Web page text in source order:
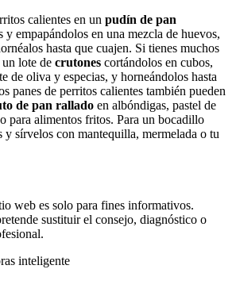
calientes en un pudín de pan
y empapándolos en una mezcla de huevos,
hasta que cuajen. Si tienes muchos
un lote de crutones cortándolos en cubos,
de oliva y especias, y horneándolos hasta
panes de perritos calientes también pueden
de pan rallado en albóndigas, pastel de
para alimentos fritos. Para un bocadillo
y sírvelos con mantequilla, mermelada o tu
web es solo para fines informativos.
sustituir el consejo, diagnóstico o
inteligente